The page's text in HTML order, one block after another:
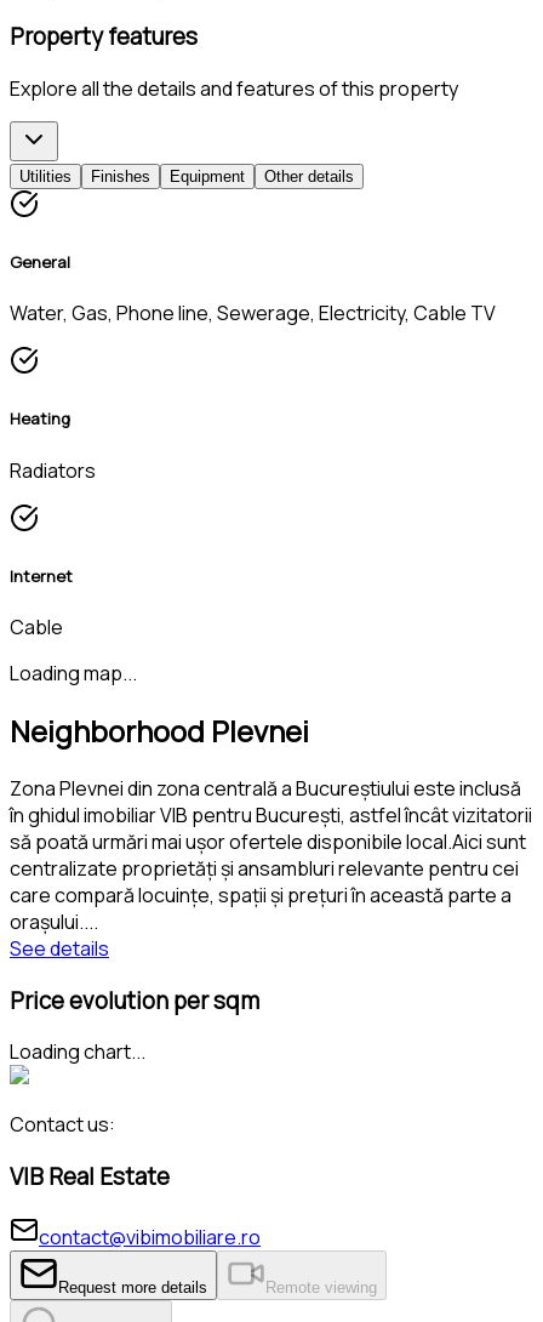
Property features
Explore all the details and features of this property
Utilities Finishes Equipment Other details
General
Water, Gas, Phone line, Sewerage, Electricity, Cable TV
Heating
Radiators
Internet
Cable
Loading map...
Neighborhood Plevnei
Zona Plevnei din zona centrală a Bucureștiului este inclusă
în ghidul imobiliar VIB pentru București, astfel încât vizitatorii
să poată urmări mai ușor ofertele disponibile local.Aici sunt
centralizate proprietăți și ansambluri relevante pentru cei
care compară locuințe, spații și prețuri în această parte a
orașului....
See details
Price evolution per sqm
Loading chart...
Contact us:
VIB Real Estate
contact@vibimobiliare.ro
Request more details Remote viewing